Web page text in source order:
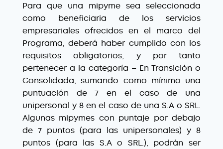
Para que una mipyme sea seleccionada
como beneficiaria de los servicios
empresariales ofrecidos en el marco del
Programa, deberá haber cumplido con los
requisitos obligatorios, y por tanto
pertenecer a la categoría – En Transición o
Consolidada, sumando como mínimo una
puntuación de 7 en el caso de una
unipersonal y 8 en el caso de una S.A o SRL.
Algunas mipymes con puntaje por debajo
de 7 puntos (para las unipersonales) y 8
puntos (para las S.A o SRL.), podrán ser